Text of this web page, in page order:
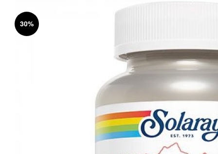
Varen er nu i kurven ✔
Vi anbefaler dig disse
30%